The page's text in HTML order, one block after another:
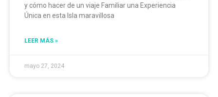
y cómo hacer de un viaje Familiar una Experiencia
Única en esta Isla maravillosa
LEER MÁS »
mayo 27, 2024